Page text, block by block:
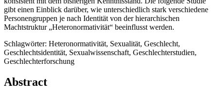
gibt einen Einblick darüber, wie unterschiedlich stark verschiedene
Personengruppen je nach Identität von der hierarchischen
Machtstruktur „Heteronormativität“ beeinflusst werden.
Schlagwörter: Heteronormativität, Sexualität, Geschlecht,
Geschlechtsidentität, Sexualwissenschaft, Geschlechterstudien,
Geschlechterforschung
Abstract